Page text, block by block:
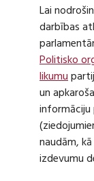
Lai
darbības
Politisko
likumu
un
informāciju
naudām,
izdevumu